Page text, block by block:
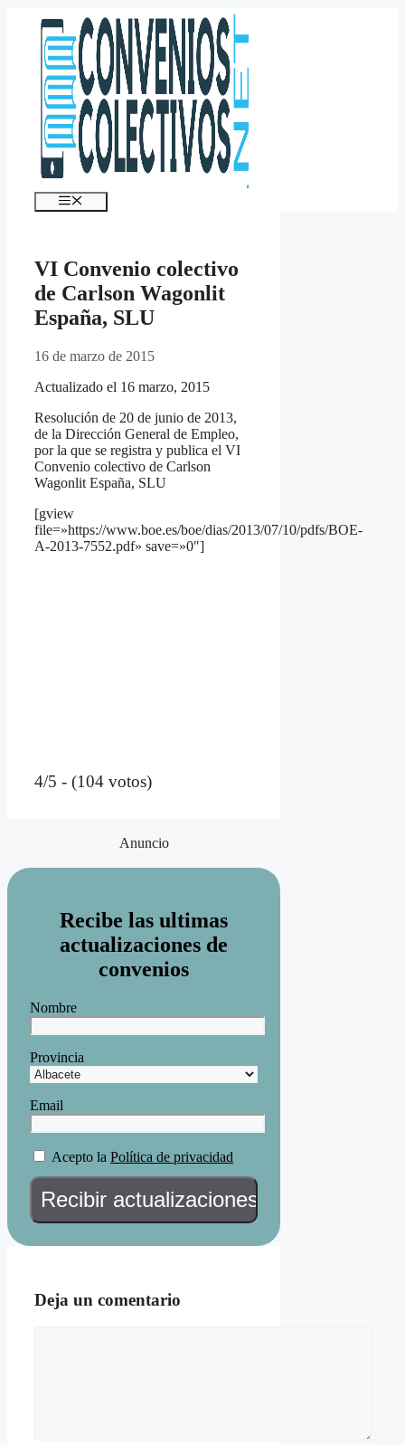
contenido
Menú
VI Convenio colectivo
de Carlson Wagonlit
España, SLU
16 de marzo de 2015
Actualizado el 16 marzo, 2015
Resolución de 20 de junio de 2013,
de la Dirección General de Empleo,
por la que se registra y publica el VI
Convenio colectivo de Carlson
Wagonlit España, SLU
[gview
file=»https://www.boe.es/boe/dias/2013/07/10/pdfs/BOE-
A-2013-7552.pdf» save=»0″]
4/5 - (104 votos)
Anuncio
Recibe las ultimas
actualizaciones de
convenios
Nombre
Provincia
Email
Acepto la Política de privacidad
Deja un comentario